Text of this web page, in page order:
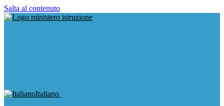
Salta al contenuto
Italiano